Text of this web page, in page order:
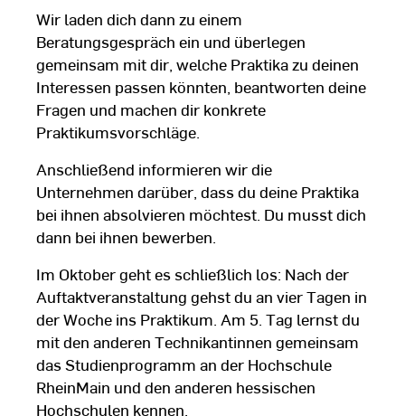
Wir laden dich dann zu einem
Beratungsgespräch ein und überlegen
gemeinsam mit dir, welche Praktika zu deinen
Interessen passen könnten, beantworten deine
Fragen und machen dir konkrete
Praktikumsvorschläge.
Anschließend informieren wir die
Unternehmen darüber, dass du deine Praktika
bei ihnen absolvieren möchtest. Du musst dich
dann bei ihnen bewerben.
Im Oktober geht es schließlich los: Nach der
Auftaktveranstaltung gehst du an vier Tagen in
der Woche ins Praktikum. Am 5. Tag lernst du
mit den anderen Technikantinnen gemeinsam
das Studienprogramm an der Hochschule
RheinMain und den anderen hessischen
Hochschulen kennen.